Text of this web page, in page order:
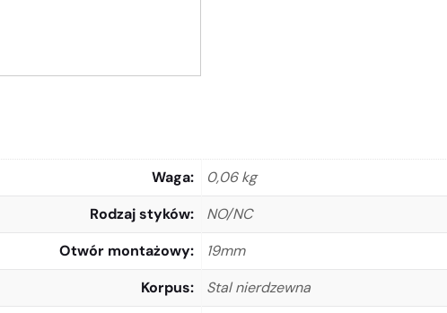
Waga
0,06 kg
Rodzaj styków
NO/NC
Otwór montażowy
19mm
Korpus
Stal nierdzewna